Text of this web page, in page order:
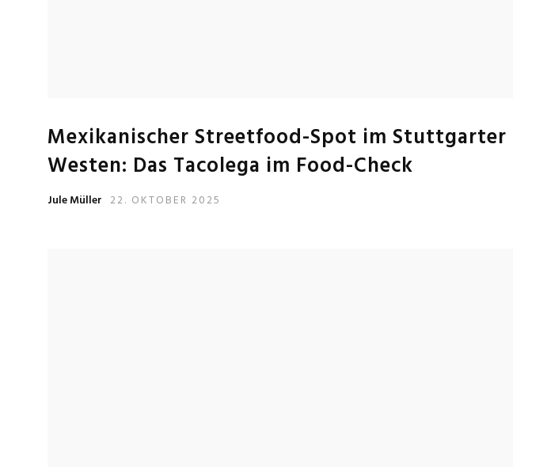
Mexikanischer Streetfood-Spot im Stuttgarter
Westen: Das Tacolega im Food-Check
Jule Müller 22. OKTOBER 2025